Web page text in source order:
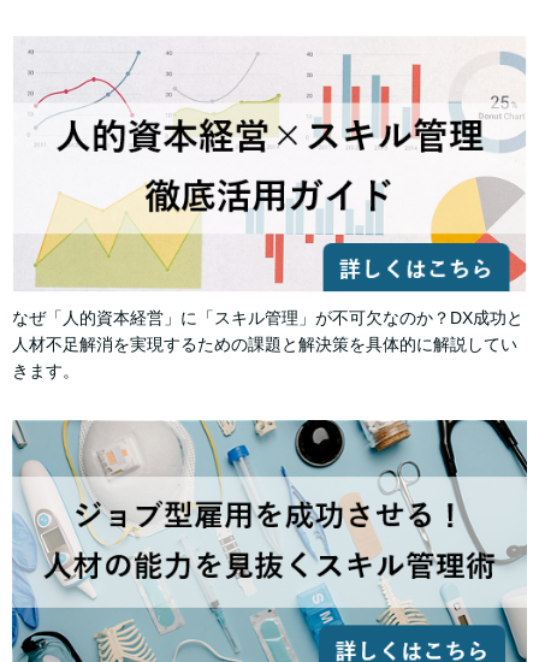
なぜ「人的資本経営」に「スキル管理」が不可欠なのか？DX成功と
人材不足解消を実現するための課題と解決策を具体的に解説してい
きます。